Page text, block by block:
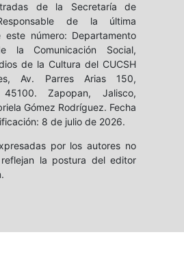
de la Secretaría de
de la última
este número: Departamento
la Comunicación Social,
de la Cultura del CUCSH
Av. Parres Arias 150,
Zapopan, Jalisco,
Gómez Rodríguez. Fecha
8 de julio de 2026.
por los autores no
reflejan la postura del editor